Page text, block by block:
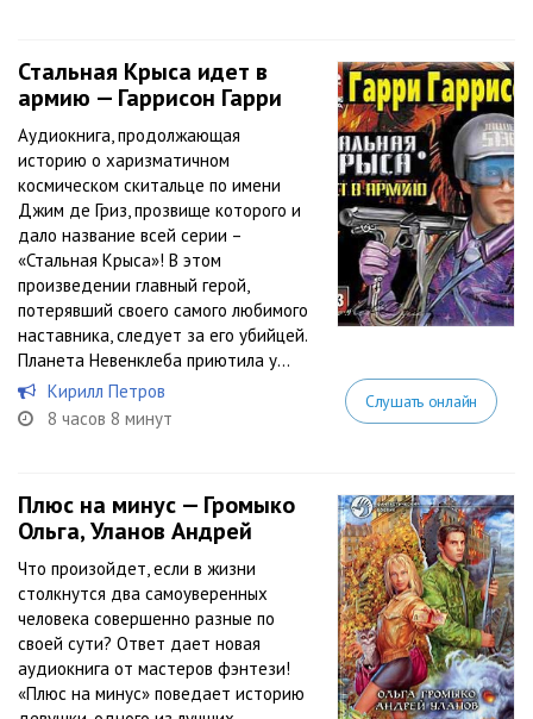
Стальная Крыса идет в
армию — Гаррисон Гарри
Аудиокнига, продолжающая
историю о харизматичном
космическом скитальце по имени
Джим де Гриз, прозвище которого и
дало название всей серии –
«Стальная Крыса»! В этом
произведении главный герой,
потерявший своего самого любимого
наставника, следует за его убийцей.
Планета Невенклеба приютила у...
Кирилл Петров
8 часов 8 минут
Слушать онлайн
Плюс на минус — Громыко
Ольга, Уланов Андрей
Что произойдет, если в жизни
столкнутся два самоуверенных
человека совершенно разные по
своей сути? Ответ дает новая
аудиокнига от мастеров фэнтези!
«Плюс на минус» поведает историю